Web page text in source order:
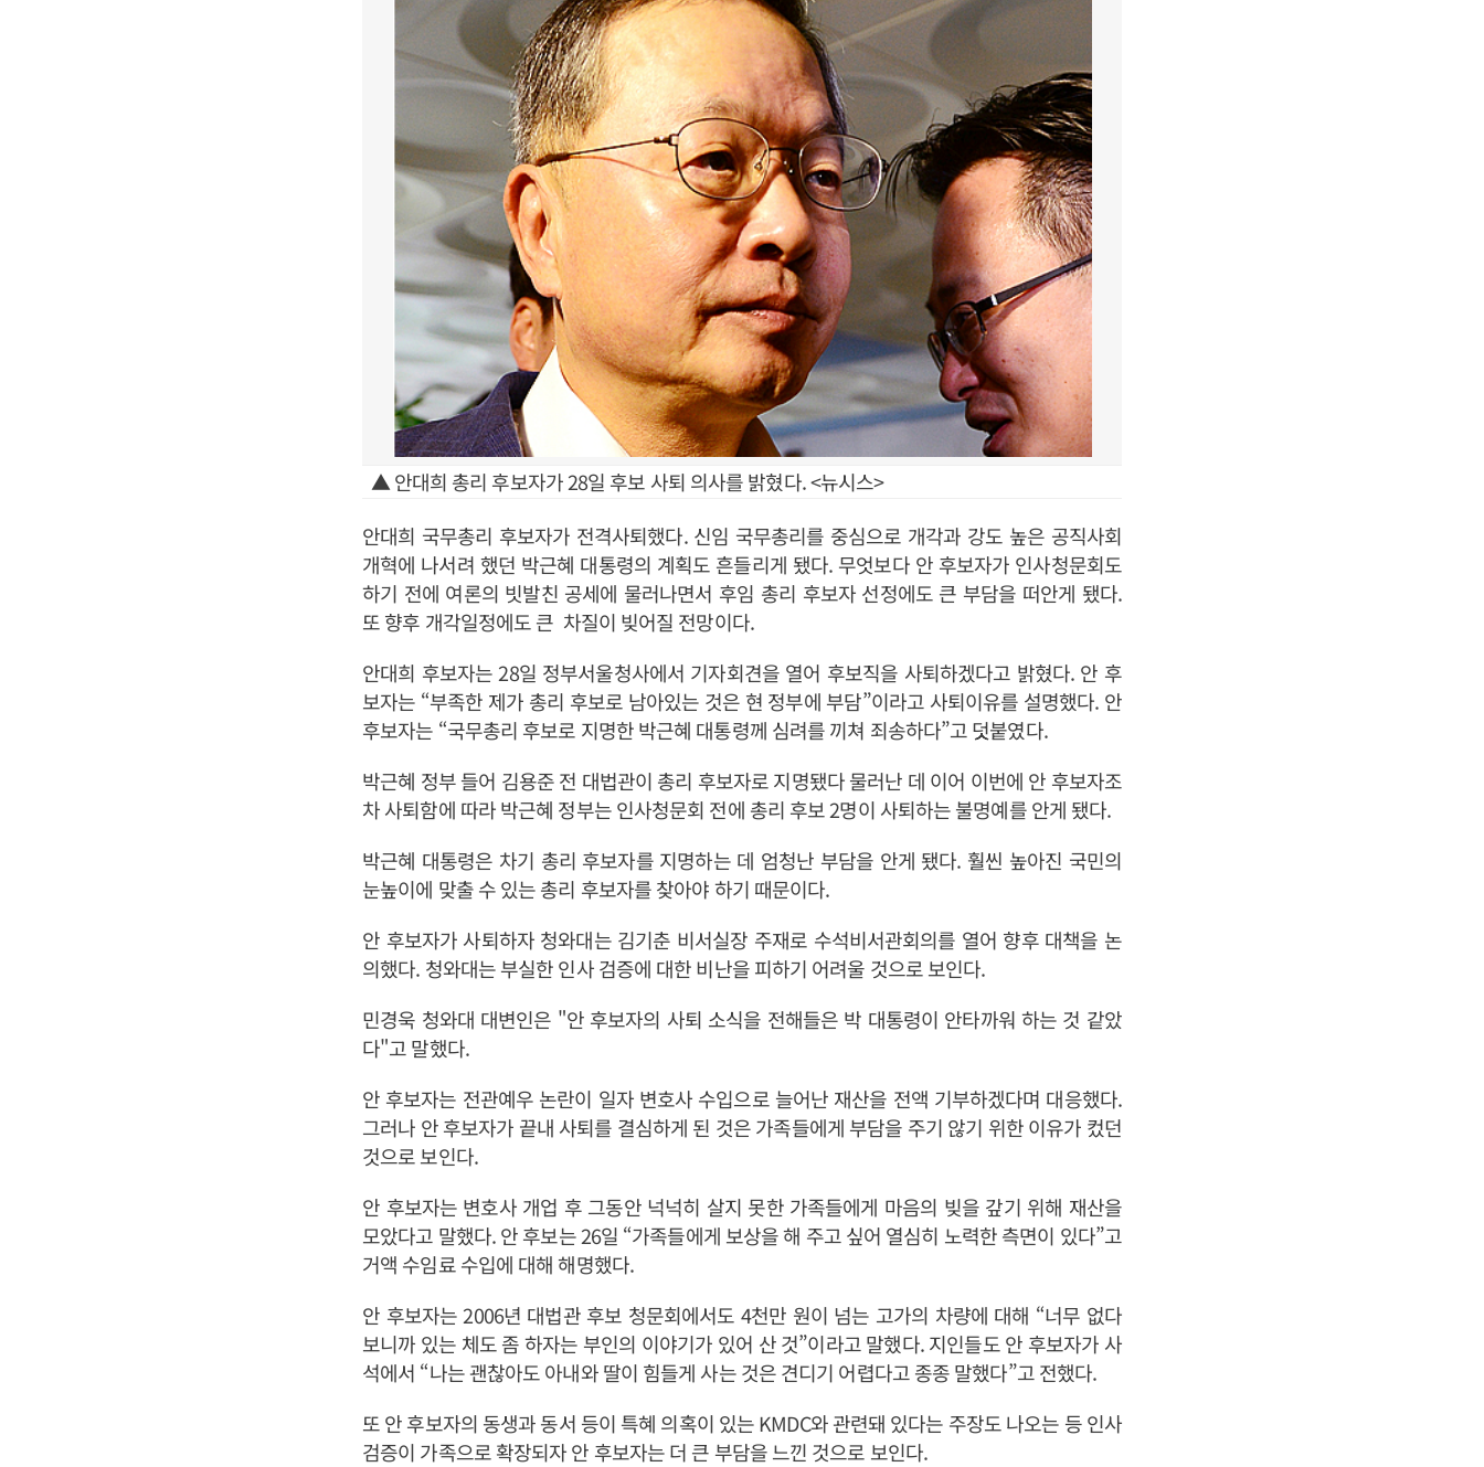
▲ 안대희 총리 후보자가 28일 후보 사퇴 의사를 밝혔다. <뉴시스>
안대희 국무총리 후보자가 전격사퇴했다. 신임 국무총리를 중심으로 개각과 강도 높은 공직사회
개혁에 나서려 했던 박근혜 대통령의 계획도 흔들리게 됐다. 무엇보다 안 후보자가 인사청문회도
하기 전에 여론의 빗발친 공세에 물러나면서 후임 총리 후보자 선정에도 큰 부담을 떠안게 됐다.
또 향후 개각일정에도 큰 차질이 빚어질 전망이다.
안대희 후보자는 28일 정부서울청사에서 기자회견을 열어 후보직을 사퇴하겠다고 밝혔다. 안 후
보자는 “부족한 제가 총리 후보로 남아있는 것은 현 정부에 부담”이라고 사퇴이유를 설명했다. 안
후보자는 “국무총리 후보로 지명한 박근혜 대통령께 심려를 끼쳐 죄송하다”고 덧붙였다.
박근혜 정부 들어 김용준 전 대법관이 총리 후보자로 지명됐다 물러난 데 이어 이번에 안 후보자조
차 사퇴함에 따라 박근혜 정부는 인사청문회 전에 총리 후보 2명이 사퇴하는 불명예를 안게 됐다.
박근혜 대통령은 차기 총리 후보자를 지명하는 데 엄청난 부담을 안게 됐다. 훨씬 높아진 국민의
눈높이에 맞출 수 있는 총리 후보자를 찾아야 하기 때문이다.
안 후보자가 사퇴하자 청와대는 김기춘 비서실장 주재로 수석비서관회의를 열어 향후 대책을 논
의했다. 청와대는 부실한 인사 검증에 대한 비난을 피하기 어려울 것으로 보인다.
민경욱 청와대 대변인은 "안 후보자의 사퇴 소식을 전해들은 박 대통령이 안타까워 하는 것 같았
다"고 말했다.
안 후보자는 전관예우 논란이 일자 변호사 수입으로 늘어난 재산을 전액 기부하겠다며 대응했다.
그러나 안 후보자가 끝내 사퇴를 결심하게 된 것은 가족들에게 부담을 주기 않기 위한 이유가 컸던
것으로 보인다.
안 후보자는 변호사 개업 후 그동안 넉넉히 살지 못한 가족들에게 마음의 빚을 갚기 위해 재산을
모았다고 말했다. 안 후보는 26일 “가족들에게 보상을 해 주고 싶어 열심히 노력한 측면이 있다”고
거액 수임료 수입에 대해 해명했다.
안 후보자는 2006년 대법관 후보 청문회에서도 4천만 원이 넘는 고가의 차량에 대해 “너무 없다
보니까 있는 체도 좀 하자는 부인의 이야기가 있어 산 것”이라고 말했다. 지인들도 안 후보자가 사
석에서 “나는 괜찮아도 아내와 딸이 힘들게 사는 것은 견디기 어렵다고 종종 말했다”고 전했다.
또 안 후보자의 동생과 동서 등이 특혜 의혹이 있는 KMDC와 관련돼 있다는 주장도 나오는 등 인사
검증이 가족으로 확장되자 안 후보자는 더 큰 부담을 느낀 것으로 보인다.